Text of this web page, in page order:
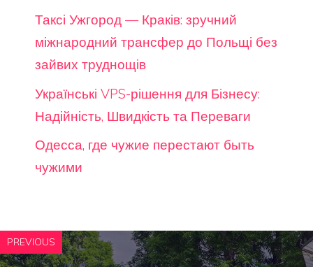
Таксі Ужгород — Краків: зручний
міжнародний трансфер до Польщі без
зайвих труднощів
Українські VPS-рішення для Бізнесу:
Надійність, Швидкість та Переваги
Одесса, где чужие перестают быть
чужими
PREVIOUS